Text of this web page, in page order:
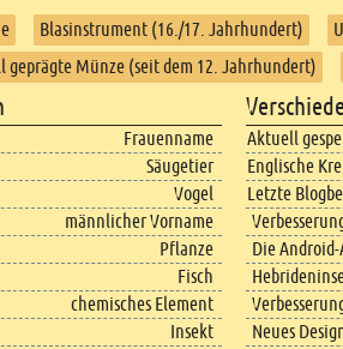
Blasinstrument (16./17. Jahrhundert)
geprägte Münze (seit dem 12. Jahrhundert)
Frauenname
Säugetier
Vogel
männlicher Vorname
Pflanze
Fisch
chemisches Element
Insekt
Aktuell
Englische
Letzte
Die
Neues